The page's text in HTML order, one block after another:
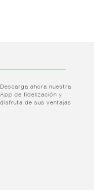
Descarga ahora nuestra
App de fidelización y
disfruta de sus ventajas